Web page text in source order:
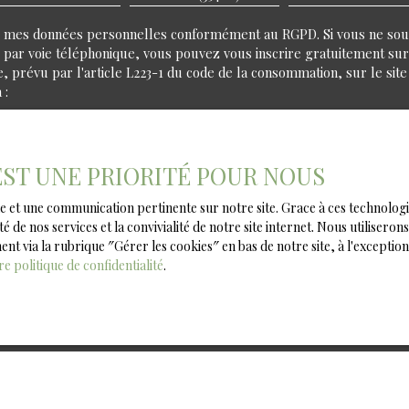
données personnelles conformément au RGPD. Si vous ne
voie téléphonique, vous pouvez vous inscrire gratuitement
prévu par l'article L223-1 du code de la consommation, sur le
:
traitement de vos données personnelles, veuillez consulter notre
Recevoir des annonces
UNE PRIORITÉ POUR NOUS
une communication pertinente sur notre site. Grace à ces
nos services et la convivialité de notre site internet. Nous
via la rubrique ″Gérer les cookies″ en bas de notre site, à
politique de confidentialité.